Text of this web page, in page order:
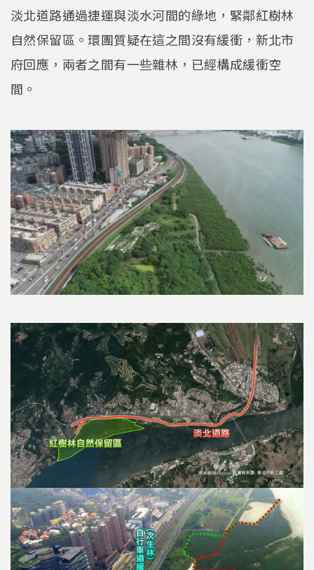
淡北道路通過捷運與淡水河間的綠地，緊鄰紅樹林
自然保留區。環團質疑在這之間沒有緩衝，新北市
府回應，兩者之間有一些雜林，已經構成緩衝空
間。